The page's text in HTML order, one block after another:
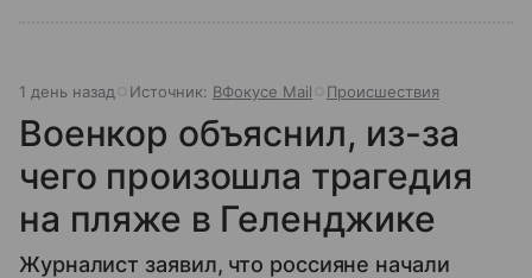
1 день назад Источник: ВФокусе Mail Происшествия
Военкор объяснил, из-за
чего произошла трагедия
на пляже в Геленджике
Журналист заявил, что россияне начали